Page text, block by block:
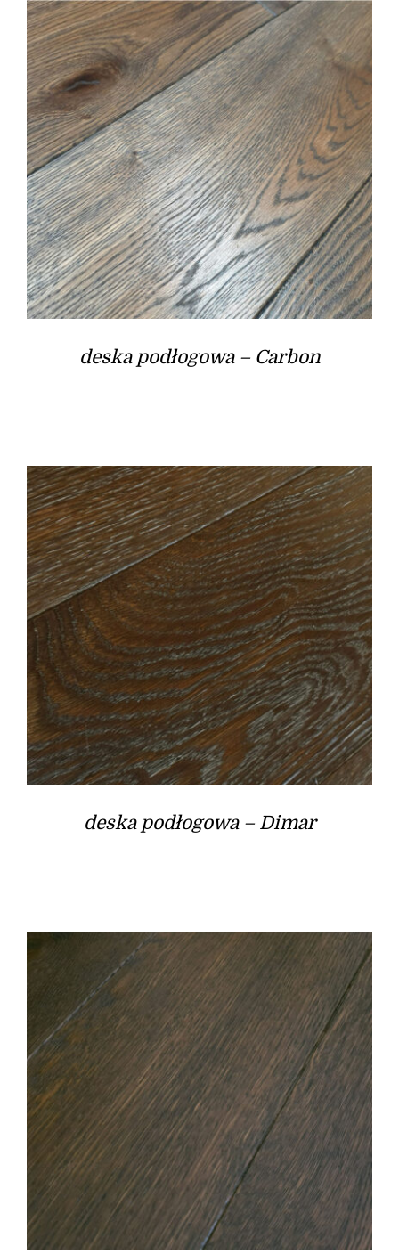
deska podłogowa – Carbon
deska podłogowa – Dimar